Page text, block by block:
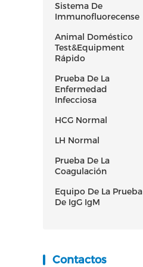
Sistema De
Immunofluorecense
Animal Doméstico
Test&Equipment
Rápido
Prueba De La
Enfermedad
Infecciosa
HCG Normal
LH Normal
Prueba De La
Coagulación
Equipo De La Prueba
De IgG IgM
Contactos